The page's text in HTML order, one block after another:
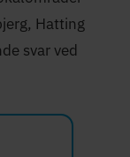
Hatting
svar ved